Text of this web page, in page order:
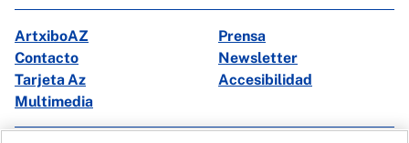
ArtxiboAZ
Prensa
Contacto
Newsletter
Tarjeta Az
Accesibilidad
Multimedia